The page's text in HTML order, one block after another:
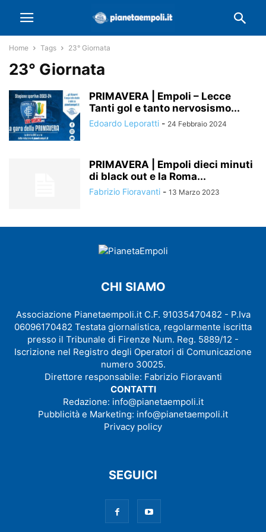
Home Tags 23° Giornata
23° Giornata
PRIMAVERA | Empoli – Lecce
Tanti gol e tanto nervosismo...
Edoardo Leporatti - 24 Febbraio 2024
PRIMAVERA | Empoli dieci minuti
di black out e la Roma...
Fabrizio Fioravanti - 13 Marzo 2023
CHI SIAMO
Associazione Pianetaempoli.it C.F. 91035470482 - P.Iva
06096170482 Testata giornalistica, regolarmente iscritta
presso il Tribunale di Firenze Num. Reg. 5889/12 -
Iscrizione nel Registro degli Operatori di Comunicazione
numero 30025.
Direttore responsabile: Fabrizio Fioravanti
CONTATTI
Redazione: info@pianetaempoli.it
Pubblicità e Marketing: info@pianetaempoli.it
Privacy policy
SEGUICI